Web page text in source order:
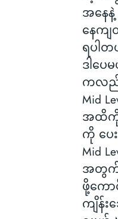
အနေ
နေကျ
ရပါ
ဒါပေ
ကလ
Mid
အထိကို
ကို ပေ
Mid
အတွက်
ဖို့ကော
ကျိန်း